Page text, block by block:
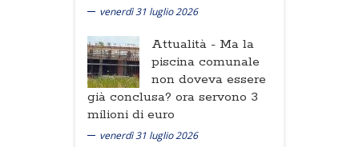
venerdì 31 luglio 2026
Attualità - Ma la
piscina comunale
non doveva essere
già conclusa? ora servono 3
milioni di euro
venerdì 31 luglio 2026